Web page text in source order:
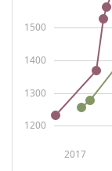
2017
1200
1300
1400
1500